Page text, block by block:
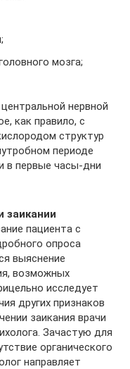
мозга;
нервной
как правило, с
структур
периоде
в первые часы-дни
заикании
пациента с
опроса
выяснение
возможных
исследует
других признаков
заикания врачи
Зачастую для
органического
направляет